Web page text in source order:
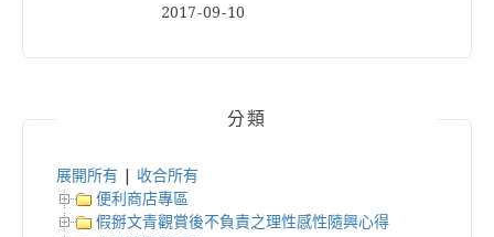
2017-09-10
分類
展開所有
收合所有
便利商店專區
假掰文青觀賞後不負責之理性感性隨興心得